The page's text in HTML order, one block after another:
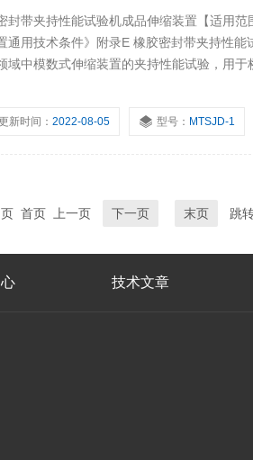
封带夹持性能试验机成品伸缩装置【适用
通用技术条件》附录E 橡胶密封带夹持性
域中模数式伸缩装置的夹持性能试验，用
新时间：2022-08-05 型号： MTSJD-1
页 首页 上一页 下一页 末页 跳
技术文章